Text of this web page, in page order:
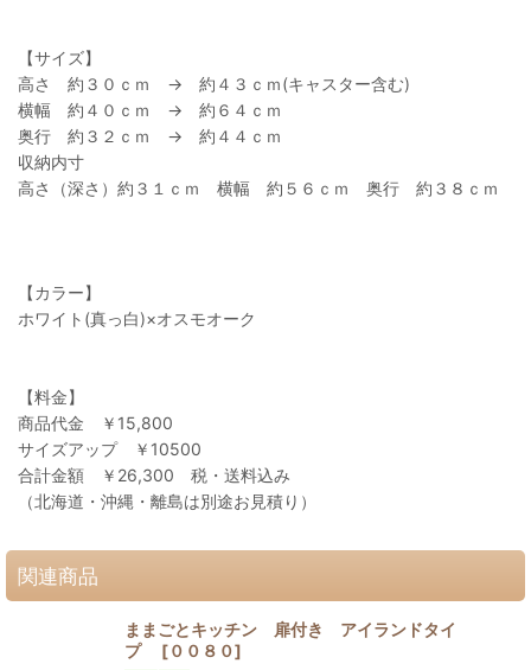
【サイズ】
高さ 約３０ｃｍ → 約４３ｃｍ(キャスター含む)
横幅 約４０ｃｍ → 約６４ｃｍ
奥行 約３２ｃｍ → 約４４ｃｍ
収納内寸
高さ（深さ）約３１ｃｍ 横幅 約５６ｃｍ 奥行 約３８ｃｍ
【カラー】
ホワイト(真っ白)×オスモオーク
【料金】
商品代金 ￥15,800
サイズアップ ￥10500
合計金額 ￥26,300 税・送料込み
（北海道・沖縄・離島は別途お見積り）
関連商品
ままごとキッチン 扉付き アイランドタイ
プ
[００８０]